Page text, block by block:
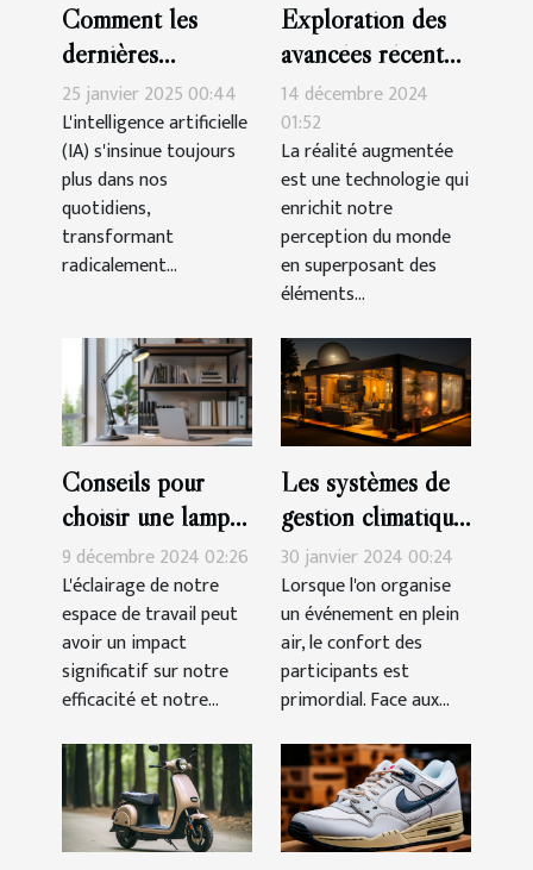
Comment les
dernières
avancées en IA
influencent
l'industrie du jeu
vidéo
25 janvier 2025 00:44
L'intelligence artificielle
(IA) s'insinue toujours
plus dans nos
quotidiens,
transformant
radicalement...
Exploration des
avancées récentes
en réalité
augmentée et
leurs applications
ludiques
14 décembre 2024
01:52
La réalité augmentée
est une technologie qui
enrichit notre
perception du monde
en superposant des
éléments...
Conseils pour
choisir une lampe
de bureau qui
améliore votre
productivité
9 décembre 2024 02:26
L'éclairage de notre
espace de travail peut
avoir un impact
significatif sur notre
efficacité et notre...
Les systèmes de
gestion climatique
pour tentes
publicitaires :
technologies et
coûts
30 janvier 2024 00:24
Lorsque l'on organise
un événement en plein
air, le confort des
participants est
primordial. Face aux...